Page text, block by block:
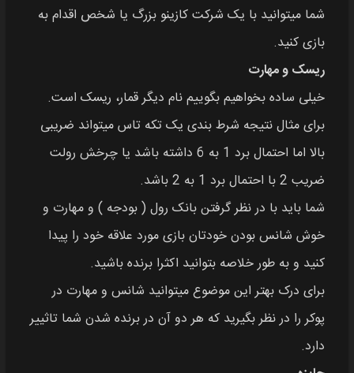
شما میتوانید با یک شرکت کازینو بزرگ یا شخص اقدام به
بازی کنید.
ریسک و مهارت
خیلی ساده بخواهیم بگوییم نام دیگر قمار، ریسک است.
برای مثال نتیجه شرط بندی یک تکه تاس میتواند ضریبی
بالا اما احتمال برد 1 به 6 داشته باشد یا چرخش رولت
ضریب 2 با احتمال برد 1 به 2 باشد.
شما باید با در نظر گرفتن بانک رول ( بودجه ) و مهارت و
خوش شانس بودن خودتان بازی مورد علاقه خود را پیدا
کنید و به طور خلاصه بتوانید اکثرا برنده باشید.
برای درک بهتر این موضوع میتوانید شانس و مهارت در
پوکر را در نظر بگیرید که هر دو آن در برنده شدن شما تاثییر
دارد.